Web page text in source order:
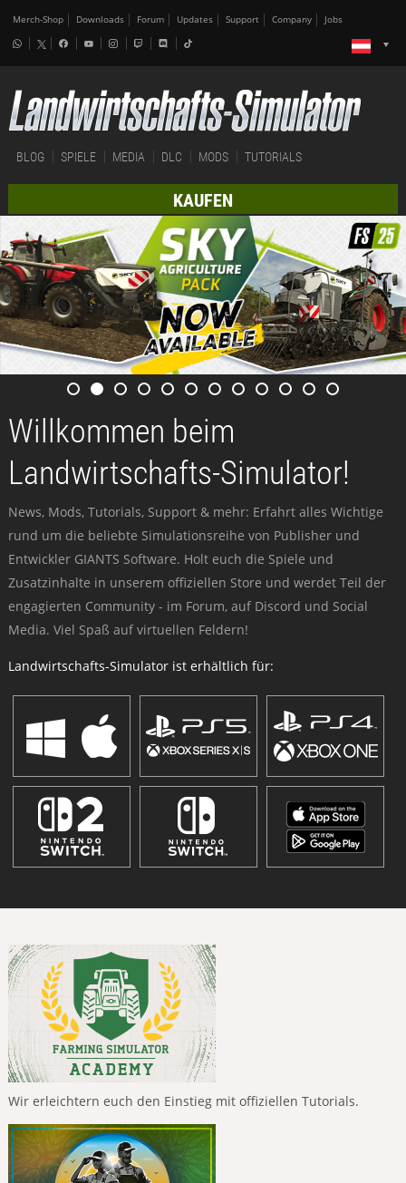
Merch-Shop Downloads Forum Updates Support Company Jobs
BLOG SPIELE MEDIA DLC MODS TUTORIALS
KAUFEN
Willkommen beim
Landwirtschafts-Simulator!
News, Mods, Tutorials, Support & mehr: Erfahrt alles Wichtige
rund um die beliebte Simulationsreihe von Publisher und
Entwickler GIANTS Software. Holt euch die Spiele und
Zusatzinhalte in unserem offiziellen Store und werdet Teil der
engagierten Community - im Forum, auf Discord und Social
Media. Viel Spaß auf virtuellen Feldern!
Landwirtschafts-Simulator ist erhältlich für:
Wir erleichtern euch den Einstieg mit offiziellen Tutorials.